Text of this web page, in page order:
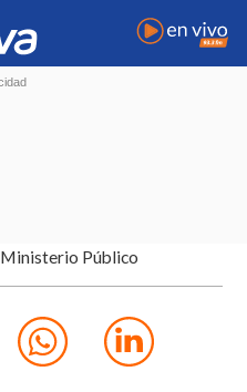
Ministerio Público